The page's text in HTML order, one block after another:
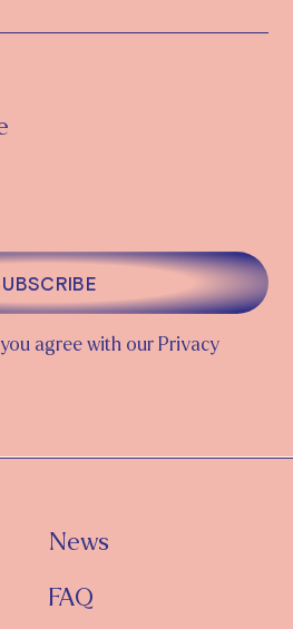
agree with our Privacy
News
FAQ